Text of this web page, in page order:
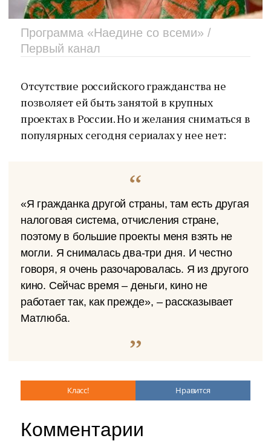
Программа «Наедине со всеми» /
Первый канал
Отсутствие российского гражданства не
позволяет ей быть занятой в крупных
проектах в России. Но и желания сниматься в
популярных сегодня сериалах у нее нет:
«Я гражданка другой страны, там есть другая
налоговая система, отчисления стране,
поэтому в большие проекты меня взять не
могли. Я снималась два-три дня. И честно
говоря, я очень разочаровалась. Я из другого
кино. Сейчас время – деньги, кино не
работает так, как прежде», – рассказывает
Матлюба.
Класс! Нравится
Комментарии